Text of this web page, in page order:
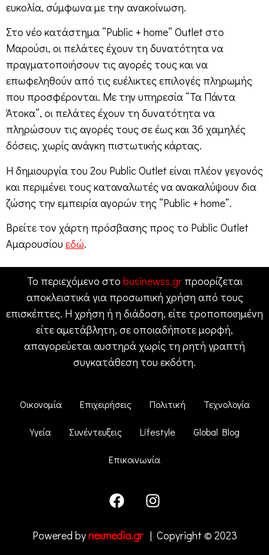
ευκολία, σύμφωνα με την ανακοίνωση.
Στο νέο κατάστημα “Public + home” Outlet στο
Μαρούσι, οι πελάτες έχουν τη δυνατότητα να
πραγματοποιήσουν τις αγορές τους και να
επωφεληθούν από τις ευέλικτες επιλογές πληρωμής
που προσφέρονται. Με την υπηρεσία “Τα Πάντα
Άτοκα”, οι πελάτες έχουν τη δυνατότητα να
πληρώσουν τις αγορές τους σε έως και 36 χαμηλές
δόσεις, χωρίς ανάγκη πιστωτικής κάρτας.
Η δημιουργία του 2ου Public Outlet είναι πλέον γεγονός
και περιμένει τους καταναλωτές να ανακαλύψουν δια
ζώσης την εμπειρία αγορών της “Public + home”.
Βρείτε τον χάρτη πρόσβασης προς το Public Outlet
Αμαρουσίου εδώ.
Το περιεχόμενο στο businewss.grπροορίζεται
αποκλειστικά για προσωπική χρήση από τους
επισκέπτες. Η χρήση ή η διάδοση, είτε τροποποιημένη
είτε αμετάβλητη, σε οποιαδήποτε μορφή,
απαγορεύεται αυστηρά χωρίς τη ρητή γραπτή
συγκατάθεση του εκδότη.
Οικονομία Επιχειρήσεις Πολιτική Τεχνολογία
Υγεία Συνέντευξεις Lifestyle Global Blog
Επικοινωνία
Powered bynexmedia.gr| Copyright © 2023